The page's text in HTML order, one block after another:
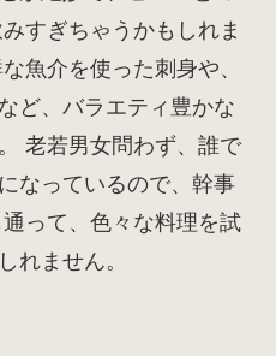
すぎちゃうかもしれま
魚介を使った刺身や、
ど、バラエティ豊かな
老若男女問わず、誰で
なっているので、幹事
って、色々な料理を試
れません。